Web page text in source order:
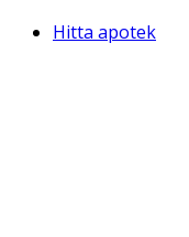
Hitta apotek